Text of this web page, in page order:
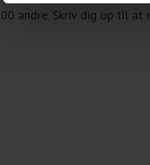
andre. Skriv dig op til